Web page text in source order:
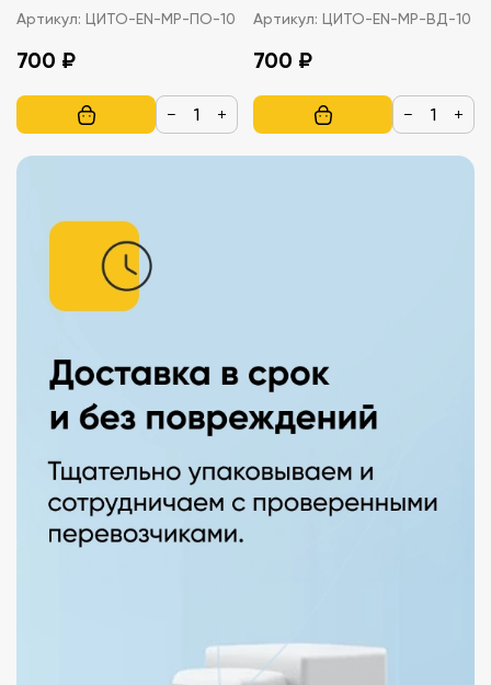
Эйнштейн MiLAB™.
рекомендации
Артикул: ЦИТО-EN-МР-ПО-10
700 ₽
− +
рекомендации
Артикул: ЦИТО-EN-МР-ВД-10
700 ₽
− +